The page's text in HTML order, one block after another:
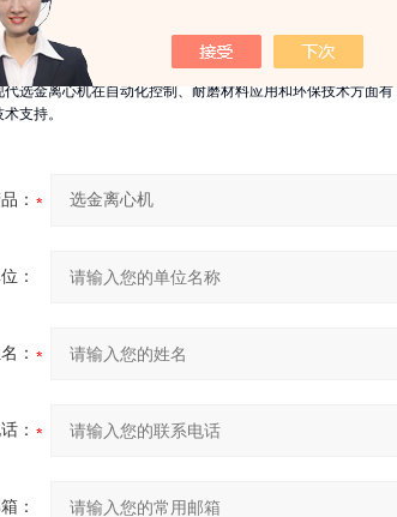
金矿选矿领域具有广泛的应用前景，特别是在提高金的回收
代选金离心机在自动化控制、耐磨材料应用和环保技术方面
支持。
：
：
：
：
：